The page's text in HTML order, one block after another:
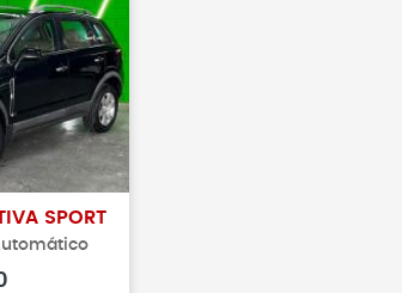
SPORT